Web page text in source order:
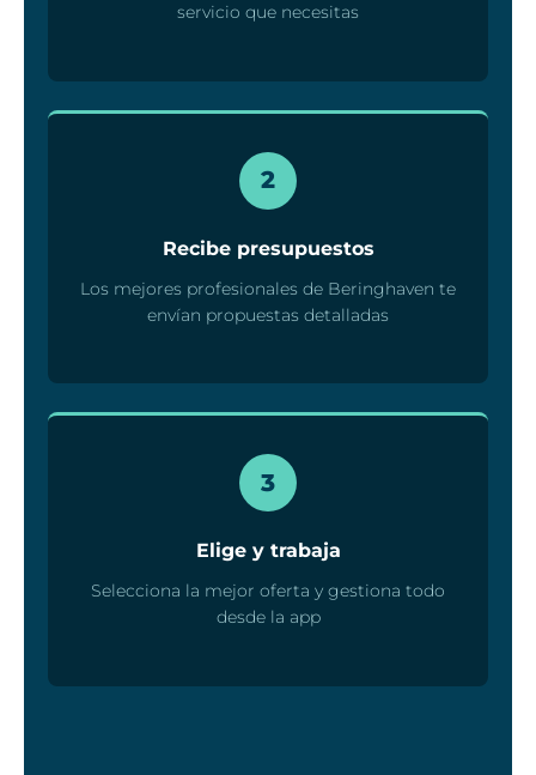
servicio que necesitas
2
Recibe presupuestos
Los mejores profesionales de Beringhaven te
envían propuestas detalladas
3
Elige y trabaja
Selecciona la mejor oferta y gestiona todo
desde la app